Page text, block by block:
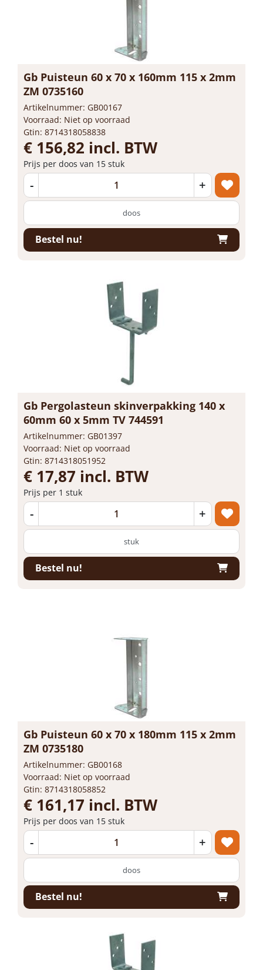
Gb Puisteun 60 x 70 x 160mm 115 x 2mm
ZM 0735160
Artikelnummer: GB00167
Voorraad: Niet op voorraad
Gtin: 8714318058838
€ 156,82 incl. BTW
Prijs per doos van 15 stuk
- +
doos
Bestel nu!
Gb Pergolasteun skinverpakking 140 x
60mm 60 x 5mm TV 744591
Artikelnummer: GB01397
Voorraad: Niet op voorraad
Gtin: 8714318051952
€ 17,87 incl. BTW
Prijs per 1 stuk
- +
stuk
Bestel nu!
Gb Puisteun 60 x 70 x 180mm 115 x 2mm
ZM 0735180
Artikelnummer: GB00168
Voorraad: Niet op voorraad
Gtin: 8714318058852
€ 161,17 incl. BTW
Prijs per doos van 15 stuk
- +
doos
Bestel nu!